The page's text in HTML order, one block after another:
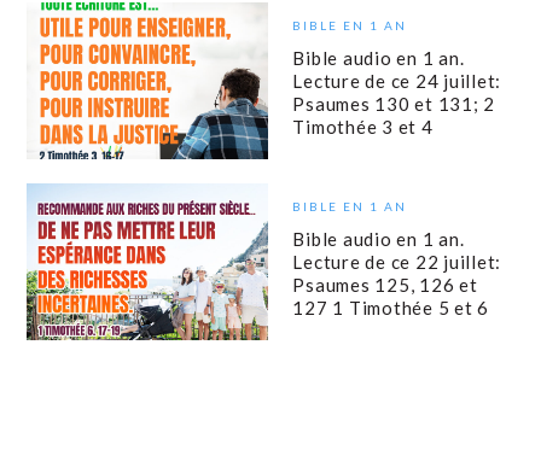
BIBLE EN 1 AN
Bible audio en 1 an.
Lecture de ce 24 juillet:
Psaumes 130 et 131; 2
Timothée 3 et 4
BIBLE EN 1 AN
Bible audio en 1 an.
Lecture de ce 22 juillet:
Psaumes 125, 126 et
127 1 Timothée 5 et 6